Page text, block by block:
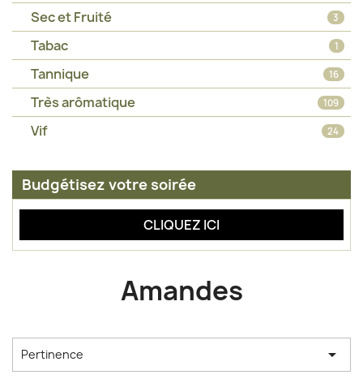
Sec et Fruité 3
Tabac 1
Tannique 16
Très arômatique 109
Vif 24
Budgétisez votre soirée
CLIQUEZ ICI
Amandes
Pertinence 